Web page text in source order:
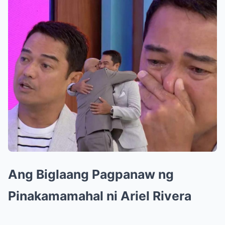
Ang Biglaang Pagpanaw ng
Pinakamamahal ni Ariel Rivera